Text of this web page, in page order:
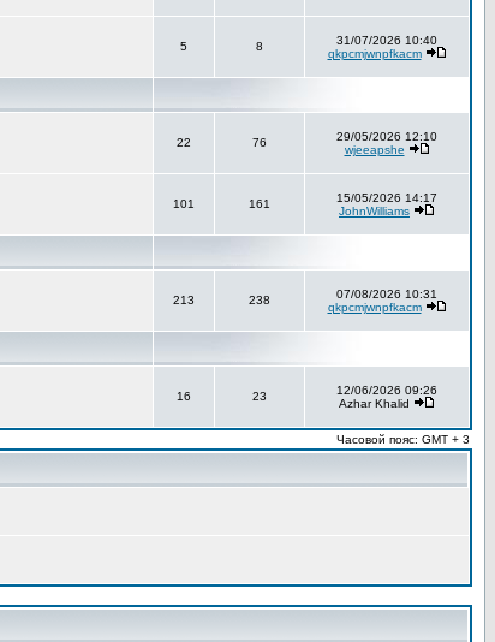
5 8
31/07/2026 10:40
qkpcmjwnpfkacm
22 76
29/05/2026 12:10
wjeeapshe
101 161
15/05/2026 14:17
JohnWilliams
213 238
07/08/2026 10:31
qkpcmjwnpfkacm
16 23
12/06/2026 09:26
Azhar Khalid
Часовой пояс: GMT + 3